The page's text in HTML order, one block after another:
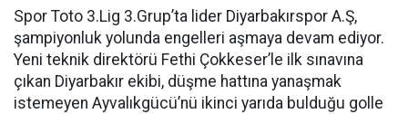
Spor Toto 3.Lig 3.Grup’ta lider Diyarbakırspor A.Ş,
şampiyonluk yolunda engelleri aşmaya devam ediyor.
Yeni teknik direktörü Fethi Çokkeser’le ilk sınavına
çıkan Diyarbakır ekibi, düşme hattına yanaşmak
istemeyen Ayvalıkgücü’nü ikinci yarıda bulduğu golle